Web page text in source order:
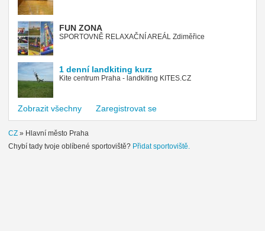
FUN ZONA
SPORTOVNĚ RELAXAČNÍ AREÁL Zdiměřice
1 denní landkiting kurz
Kite centrum Praha - landkiting KITES.CZ
Zobrazit všechny Zaregistrovat se
CZ » Hlavní město Praha
Chybí tady tvoje oblíbené sportoviště? Přidat sportoviště.